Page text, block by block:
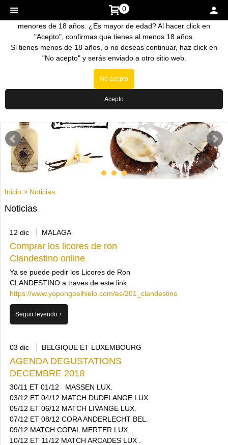
0
La venta de nuestros productos esta prohibida a personas
menores de 18 años. ¿Es mayor de edad? Al hacer click en
"Acepto", confirmas que tienes al menos 18 años.
Si tienes menos de 18 años, o no deseas continuar, haz click en
"No acepto" y serás enviado a otro sitio web.
No acepto
Acepto
Inicio> Noticias
Noticias
12 dic MALAGA
Comprar los licores de ron
Clandestino online
Ya se puede pedir los Licores de Ron
CLANDESTINO a traves de este link
https://www.yopongoelhielo.com/es/201_clandestino
Seguir leyendo
03 dic BELGIQUE ET LUXEMBOURG
AGENDA DEGUSTATIONS
DECEMBRE 2018
30/11 ET 01/12 MASSEN LUX.
03/12 ET 04/12 MATCH DUDELANGE LUX.
05/12 ET 06/12 MATCH LIVANGE LUX.
07/12 ET 08/12 CORA ANDERLECHT BEL.
09/12 MATCH COPAL MERTER LUX .
10/12 ET 11/12 MATCH ARCADES LUX .